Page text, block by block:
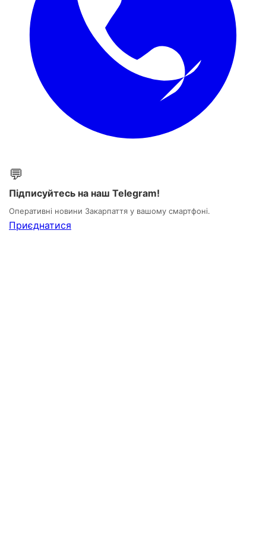
💬
Підписуйтесь на наш Telegram!
Оперативні новини Закарпаття у вашому смартфоні.
Приєднатися